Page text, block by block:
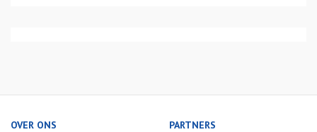
OVER ONS PARTNERS